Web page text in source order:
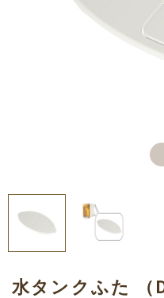
水タンクふた （